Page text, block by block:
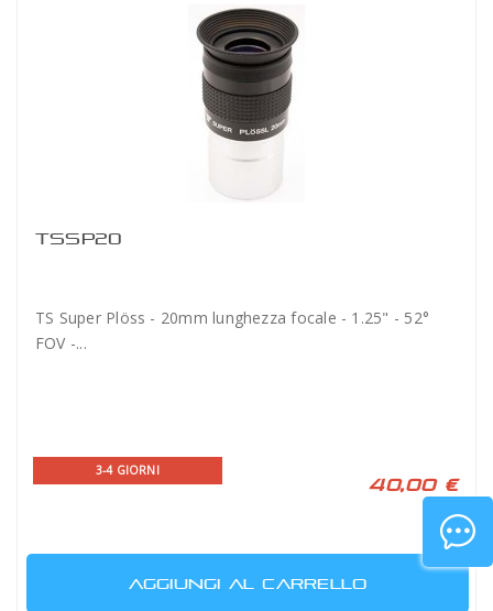
TSSP20
TS Super Plöss - 20mm lunghezza focale - 1.25" - 52°
FOV -...
3-4 GIORNI
40,00 €
AGGIUNGI AL CARRELLO